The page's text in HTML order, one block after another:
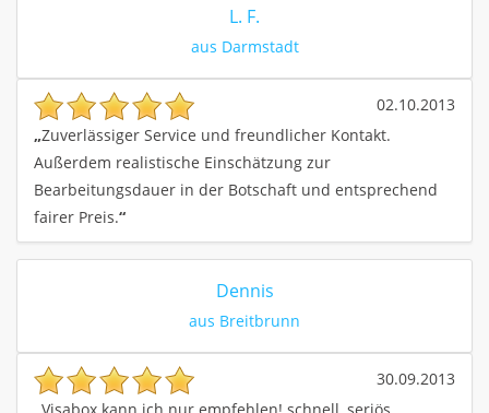
L. F.
aus Darmstadt
02.10.2013
„Zuverlässiger Service und freundlicher Kontakt.
Außerdem realistische Einschätzung zur
Bearbeitungsdauer in der Botschaft und entsprechend
fairer Preis.“
Dennis
aus Breitbrunn
30.09.2013